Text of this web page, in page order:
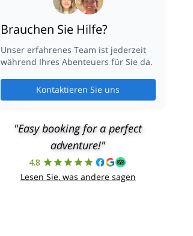
Brauchen Sie Hilfe?
Unser erfahrenes Team ist jederzeit
während Ihres Abenteuers für Sie da.
Kontaktieren Sie uns
"Easy booking for a perfect
adventure!"
4.8
Lesen Sie, was andere sagen